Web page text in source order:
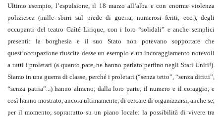
Ultimo esempio, l’espulsione, il 18 marzo all’alba e con enorme violenza
poliziesca (mille sbirri sul piede di guerra, numerosi feriti, ecc.), degli
occupanti del teatro Gaîté Lirique, con i loro “solidali” e anche semplici
presenti: la borghesia e il suo Stato non potevano sopportare che
quest’occupazione riuscita desse un esempio e un incoraggiamento notevoli
a tutti i proletari (a quanto pare, ne hanno parlato perfino negli Stati Uniti!).
Siamo in una guerra di classe, perché i proletari (“senza tetto”, “senza diritti”,
“senza patria”...) hanno almeno, dalla loro parte, il numero e il coraggio, e
così hanno mostrato, ancora ultimamente, di cercare di organizzarsi, anche se,
per il momento, soprattutto su un piano locale: la possibilità di vivere tra